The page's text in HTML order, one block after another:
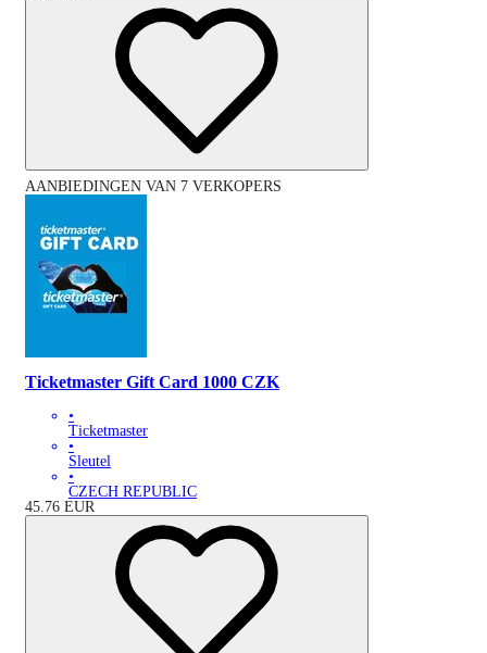
AANBIEDINGEN VAN 7 VERKOPERS
Ticketmaster Gift Card 1000 CZK
•
Ticketmaster
•
Sleutel
•
CZECH REPUBLIC
45.76 EUR